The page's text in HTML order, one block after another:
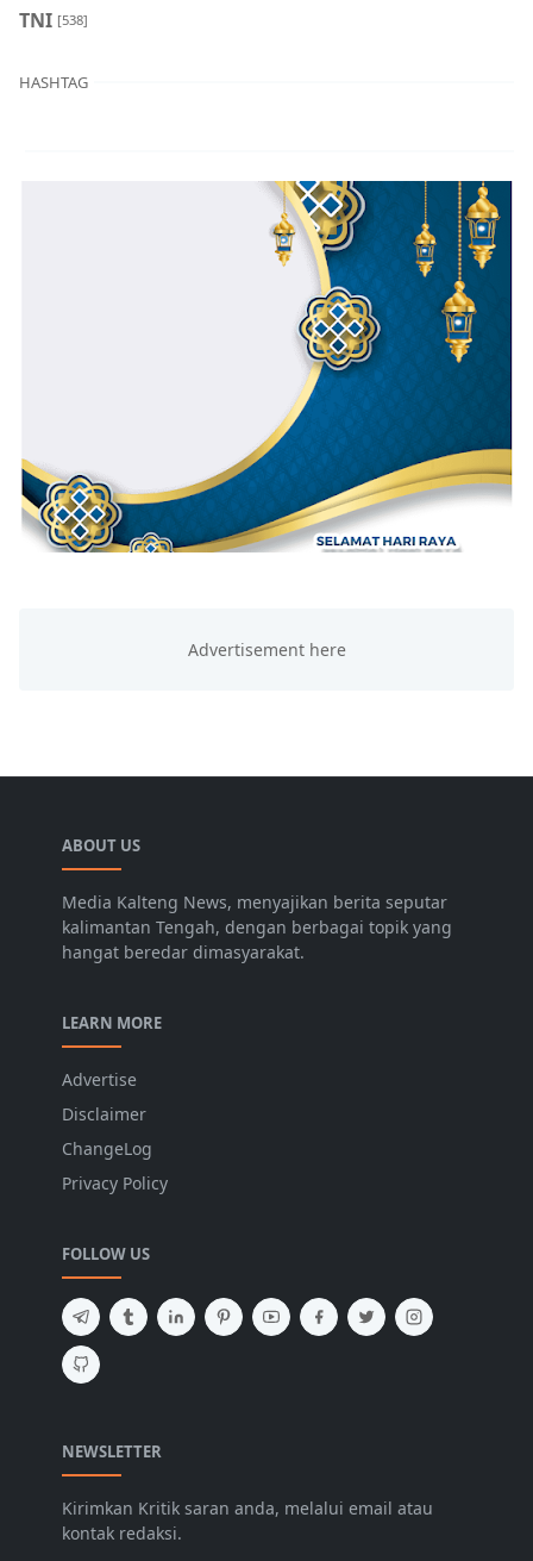
TNI [538]
HASHTAG
ABOUT US
Media Kalteng News, menyajikan berita seputar
kalimantan Tengah, dengan berbagai topik yang
hangat beredar dimasyarakat.
LEARN MORE
Advertise
Disclaimer
ChangeLog
Privacy Policy
FOLLOW US
NEWSLETTER
Kirimkan Kritik saran anda, melalui email atau
kontak redaksi.